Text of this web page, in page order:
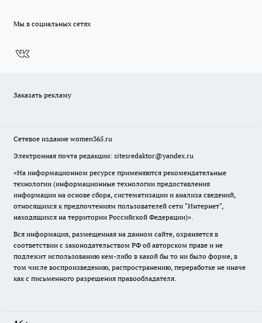
Мы в социальных сетях
Заказать рекламу
Сетевое издание women365.ru
Электронная почта редакции: sitesredaktor@yandex.ru
«На информационном ресурсе применяются рекомендательные
технологии (информационные технологии предоставления
информации на основе сбора, систематизации и анализа сведений,
относящихся к предпочтениям пользователей сети "Интернет",
находящихся на территории Российской Федерации)».
Вся информация, размещенная на данном сайте, охраняется в
соответствии с законодательством РФ об авторском праве и не
подлежит использованию кем-либо в какой бы то ни было форме, в
том числе воспроизведению, распространению, переработке не иначе
как с письменного разрешения правообладателя.